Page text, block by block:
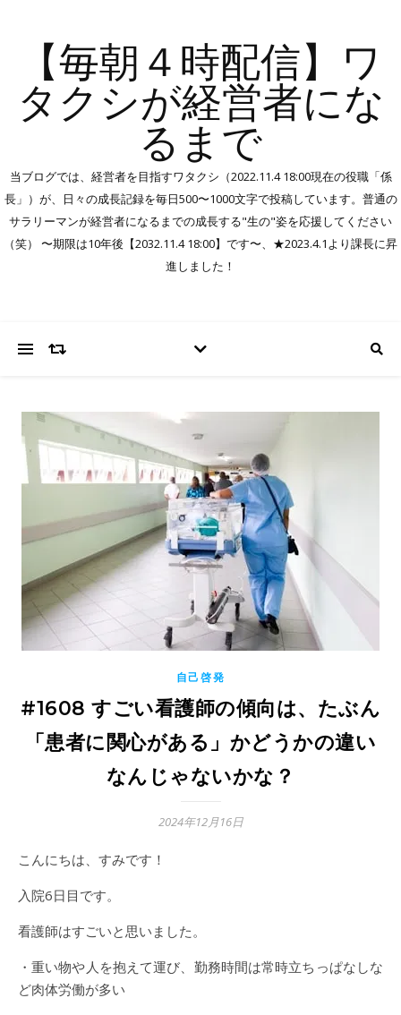
【毎朝４時配信】ワ
タクシが経営者にな
るまで
当ブログでは、経営者を目指すワタクシ（2022.11.4 18:00現在の役職「係
長」）が、日々の成長記録を毎日500〜1000文字で投稿しています。普通の
サラリーマンが経営者になるまでの成長する"生の"姿を応援してください
（笑） 〜期限は10年後【2032.11.4 18:00】です〜、★2023.4.1より課長に昇
進しました！
自己啓発
#1608 すごい看護師の傾向は、たぶん
「患者に関心がある」かどうかの違い
なんじゃないかな？
2024年12月16日
こんにちは、すみです！
入院6日目です。
看護師はすごいと思いました。
・重い物や人を抱えて運び、勤務時間は常時立ちっぱなしな
ど肉体労働が多い